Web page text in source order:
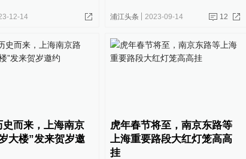
12-14 浦江头条 2023-09-14 12
史而来，上海南京
大楼”发来贺岁邀
虎年春节将至，南京东路等
上海重要路段大红灯笼高高
挂